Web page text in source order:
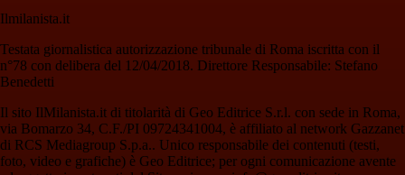
Ilmilanista.it
Testata giornalistica autorizzazione tribunale di Roma iscritta con il
n°78 con delibera del 12/04/2018. Direttore Responsabile: Stefano
Benedetti
Il sito IlMilanista.it di titolarità di Geo Editrice S.r.l. con sede in Roma,
via Bomarzo 34, C.F./PI 09724341004, è affiliato al network Gazzanet
di RCS Mediagroup S.p.a.. Unico responsabile dei contenuti (testi,
foto, video e grafiche) è Geo Editrice; per ogni comunicazione avente